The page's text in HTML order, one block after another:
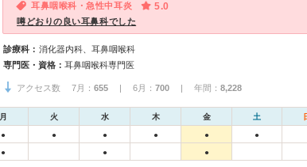
耳鼻咽喉科・急性中耳炎 5.0
噂どおりの良い耳鼻科でした
診療科： 消化器内科、耳鼻咽喉科
専門医・資格： 耳鼻咽喉科専門医
アクセス数 7月： 655 | 6月： 700 | 年間： 8,228
月 火 水 木 金 土
● ● ● ● ● ●
● ● ●